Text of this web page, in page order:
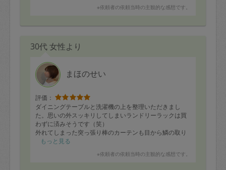
※依頼者の依頼当時の主観的な感想です。
30代 女性より
まほのせい
評価：
ダイニングテーブルと洗濯機の上を整理いただきまし
た。思いの外スッキリしてしまいランドリーラックは買
わずに済みそうです（笑）
外れてしまった突っ張り棒のカーテンも目から鱗の取り
付け方法で、流石です。子供を見ている間も飲料水の収
で気づいたのですが食洗機に手洗いした食器類を入れて
もっと見る
※依頼者の依頼当時の主観的な感想です。